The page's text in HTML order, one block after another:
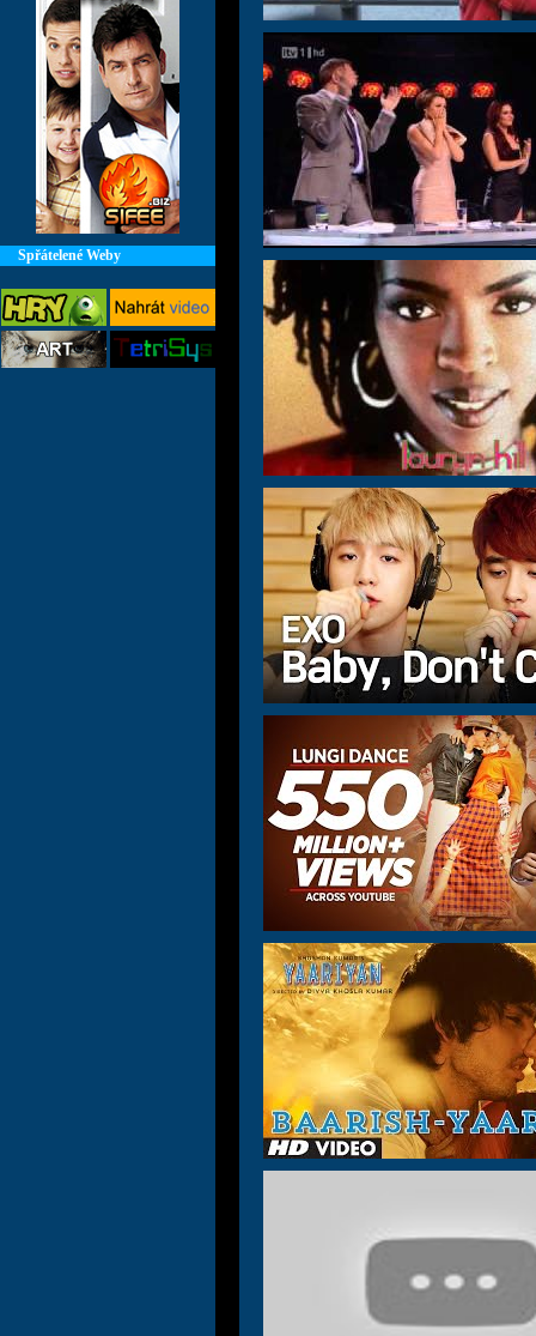
Spřátelené Weby